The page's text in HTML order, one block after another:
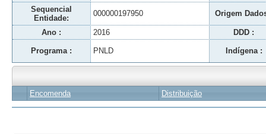
Sequencial
Entidade:
000000197950 Origem
Ano : 2016 DDD :
Programa : PNLD Indígena :
Encomenda Distribuição